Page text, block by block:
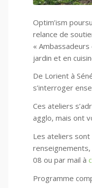
Optim’ism
relance de
«
jardin et en
De Lorient à
s’interroger
Ces ateliers
agglo, mais ont
Les ateliers sont
08 ou par mail à
Programme